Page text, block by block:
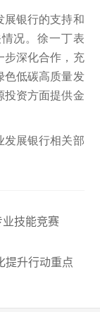
展银行的支持和
况。徐一丁表
步深化合作，充
色低碳高质量发
投资方面提供金
发展银行相关部
技能竞赛
提升行动重点